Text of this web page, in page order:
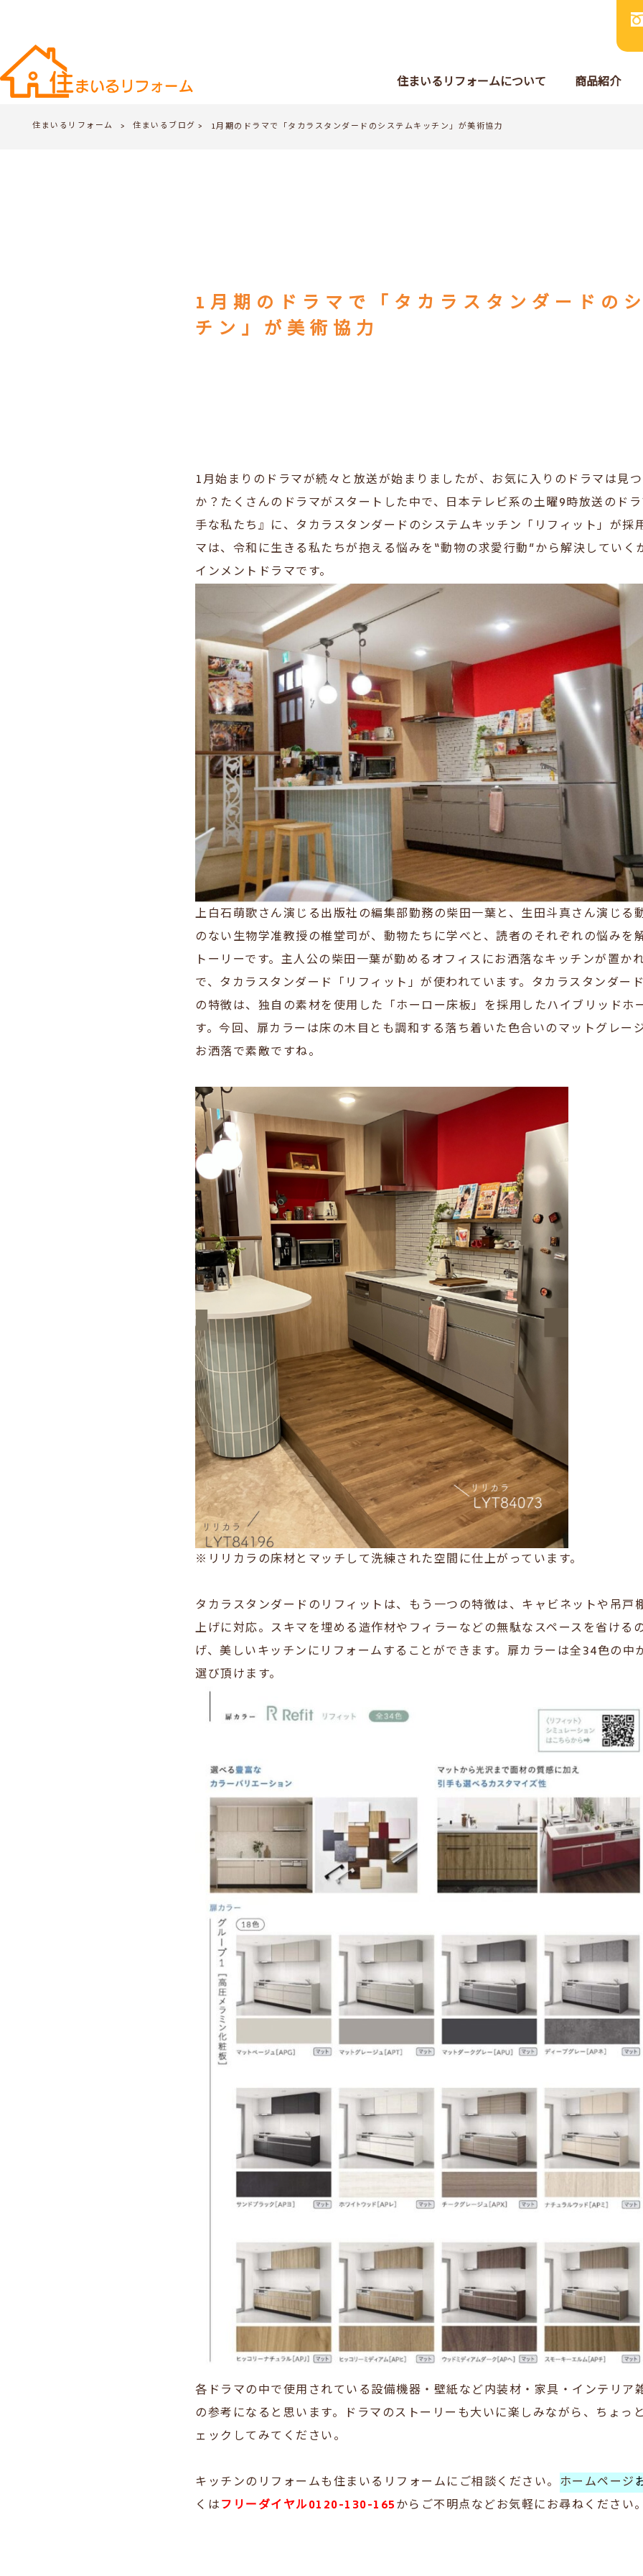
住まいるリフォームについて 商品紹介
住まいるリフォーム > 住まいるブログ > 1月期のドラマで「タカラスタンダードのシステムキッチン」が美術協力
1月期のドラマで「タカラスタンダードの
チン」が美術協力
1月始まりのドラマが続々と放送が始まりましたが、お気に入りのドラマは見
か？たくさんのドラマがスタートした中で、日本テレビ系の土曜9時放送のド
手な私たち』に、タカラスタンダードのシステムキッチン「リフィット」が採
マは、令和に生きる私たちが抱える悩みを“動物の求愛行動”から解決していく
インメントドラマです。
上白石萌歌さん演じる出版社の編集部勤務の柴田一葉と、生田斗真さん演じる
のない生物学准教授の椎堂司が、動物たちに学べと、読者のそれぞれの悩みを
トーリーです。主人公の柴田一葉が勤めるオフィスにお洒落なキッチンが置か
で、タカラスタンダード「リフィット」が使われています。タカラスタンダー
の特徴は、独自の素材を使用した「ホーロー床板」を採用したハイブリッドホ
す。今回、扉カラーは床の木目とも調和する落ち着いた色合いのマットグレー
お洒落で素敵ですね。
※リリカラの床材とマッチして洗練された空間に仕上がっています。
タカラスタンダードのリフィットは、もう一つの特徴は、キャビネットや吊
上げに対応。スキマを埋める造作材やフィラーなどの無駄なスペースを省ける
げ、美しいキッチンにリフォームすることができます。扉カラーは全34色の中
選び頂けます。
各ドラマの中で使用されている設備機器・壁紙など内装材・家具・インテリア
の参考になると思います。ドラマのストーリーも大いに楽しみながら、ちょっ
ェックしてみてください。
キッチンのリフォームも住まいるリフォームにご相談ください。 ホームページ
くはフリーダイヤル0120-130-165からご不明点などお気軽にお尋ねください。